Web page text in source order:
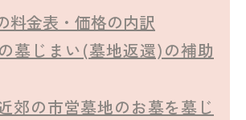
料金表・価格の内訳
墓じまい(墓地返還)の補助
郊の市営墓地のお墓を墓じ